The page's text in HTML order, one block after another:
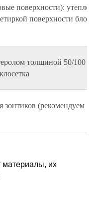
поверхности):
поверхности блока
толщиной 50/100
зонтиков (рекомендуем
материалы, их